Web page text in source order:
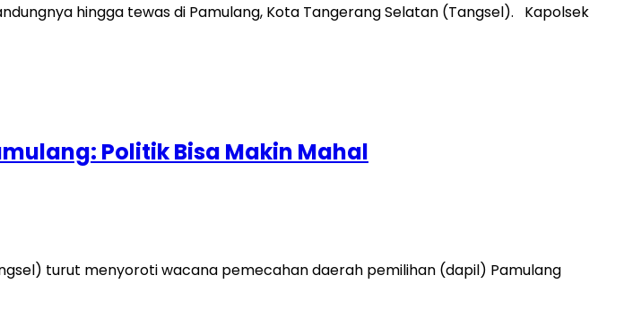
hingga tewas di Pamulang, Kota Tangerang Selatan (Tangsel). Kapolsek
Politik Bisa Makin Mahal
turut menyoroti wacana pemecahan daerah pemilihan (dapil) Pamulang